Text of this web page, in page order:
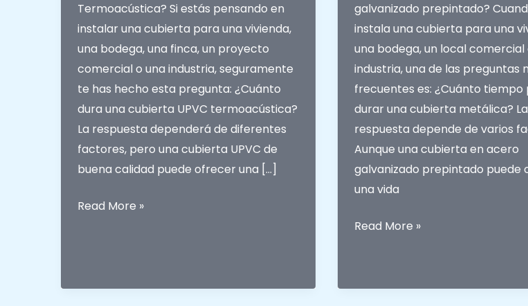
Termoacústica? Si estás pensando en
instalar una cubierta para una vivienda,
una bodega, una finca, un proyecto
comercial o una industria, seguramente
te has hecho esta pregunta: ¿Cuánto
dura una cubierta UPVC termoacústica?
La respuesta dependerá de diferentes
factores, pero una cubierta UPVC de
buena calidad puede ofrecer una […]
¿Cuánto
UPVC
Read More »
galvanizado prepintado?
instala una cubierta para una
una bodega, un local comercial
industria, una de las preguntas
frecuentes es: ¿Cuánto tiempo
durar una cubierta metálica? La
respuesta depende de varios
Aunque una cubierta en acero
galvanizado prepintado puede
una vida
¿Cuánto
cubierta
Read More »